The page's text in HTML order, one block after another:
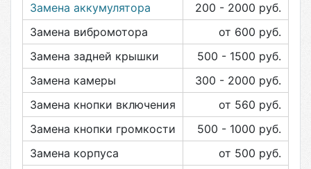
Замена аккумулятора
200 - 2000 руб.
Замена вибромотора
от 600 руб.
Замена задней крышки
500 - 1500 руб.
Замена камеры
300 - 2000 руб.
Замена кнопки включения
от 560 руб.
Замена кнопки громкости
500 - 1000 руб.
Замена корпуса
от 500 руб.